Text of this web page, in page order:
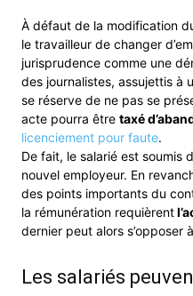
À défaut de la modification
le travailleur de changer
jurisprudence comme une
des journalistes, assujettis à
se réserve de ne pas se
acte pourra être taxé
licenciement pour faute.
De fait, le salarié est soumis
nouvel employeur. En
des points importants du
la rémunération requièrent
dernier peut alors s’opposer
Les salariés